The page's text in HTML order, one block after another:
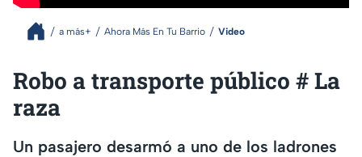
a más+ Ahora Más En Tu Barrio Video
Robo a transporte público # La
raza
Un pasajero desarmó a uno de los ladrones